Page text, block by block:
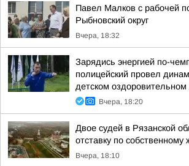
Павел Малков с рабочей
Рыбновский округ
Вчера, 18:32
Зарядись энергией по-
полицейский провел
детском оздоровительном
Вчера, 18:20
Двое судей в Рязанской
отставку по
Вчера, 18:10